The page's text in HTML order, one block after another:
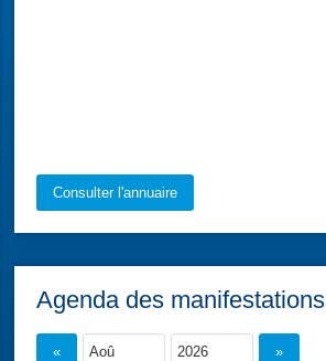
Consulter l'annuaire
Agenda des manifestations
« »